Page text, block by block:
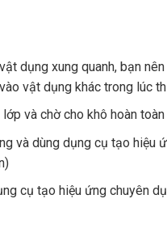
dụng xung quanh, bạn
vật dụng khác trong lúc
và chờ cho khô hoàn
và dùng dụng cụ tạo hiệu
cụ tạo hiệu ứng chuyên